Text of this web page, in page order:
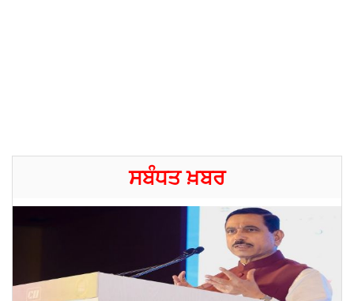
ਸਬੰਧਤ ਖ਼ਬਰ